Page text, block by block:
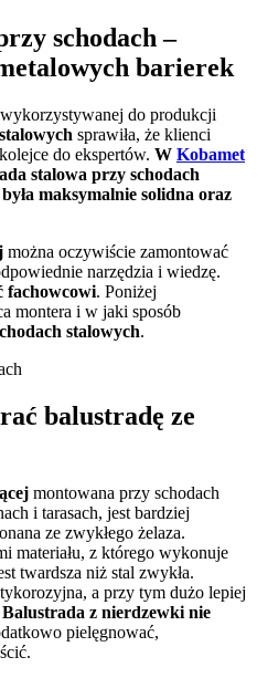
schodach –
barierek
wykorzystywanej do produkcji
stalowych sprawiła, że klienci
do ekspertów. W Kobamet
stalowa przy schodach
maksymalnie solidna oraz
można oczywiście zamontować
narzędzia i wiedzę.
fachowcowi. Poniżej
montera i w jaki sposób
stalowych.
balustradę ze
montowana przy schodach
i tarasach, jest bardziej
ze zwykłego żelaza.
materiału, z którego wykonuje
twardsza niż stal zwykła.
a przy tym dużo lepiej
Balustrada z nierdzewki nie
pielęgnować,